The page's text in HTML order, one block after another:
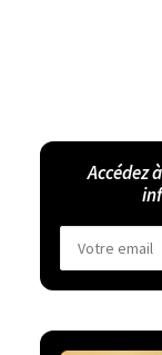
Accédez